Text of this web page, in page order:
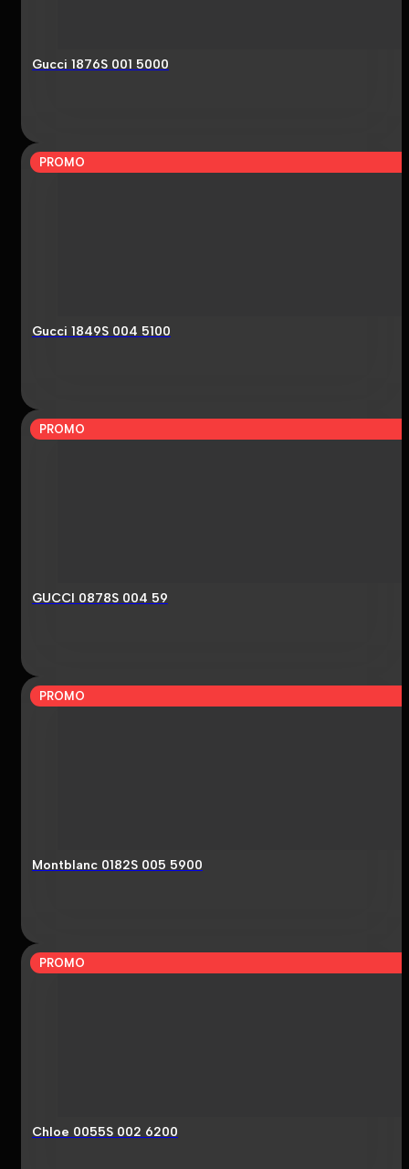
Gucci 1876S 001 5000
PROMO
Gucci 1849S 004 5100
PROMO
GUCCI 0878S 004 59
PROMO
Montblanc 0182S 005 5900
PROMO
Chloe 0055S 002 6200